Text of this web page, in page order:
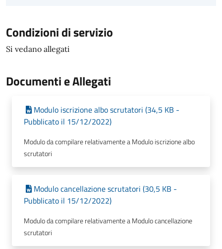
Condizioni di servizio
Si vedano allegati
Documenti e Allegati
Modulo iscrizione albo scrutatori (34,5 KB -
Pubblicato il 15/12/2022)
Modulo da compilare relativamente a Modulo iscrizione albo
scrutatori
Modulo cancellazione scrutatori (30,5 KB -
Pubblicato il 15/12/2022)
Modulo da compilare relativamente a Modulo cancellazione
scrutatori